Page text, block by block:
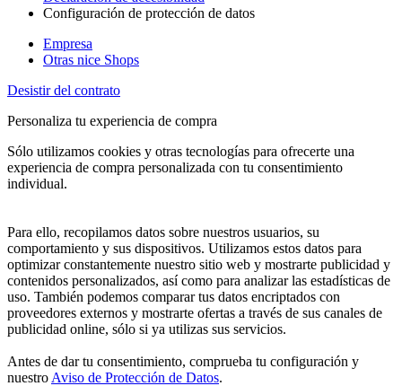
Configuración de protección de datos
Empresa
Otras nice Shops
Desistir del contrato
Personaliza tu experiencia de compra
Sólo utilizamos cookies y otras tecnologías para ofrecerte una
experiencia de compra personalizada con tu consentimiento
individual.
Para ello, recopilamos datos sobre nuestros usuarios, su
comportamiento y sus dispositivos. Utilizamos estos datos para
optimizar constantemente nuestro sitio web y mostrarte publicidad y
contenidos personalizados, así como para analizar las estadísticas de
uso. También podemos comparar tus datos encriptados con
proveedores externos y mostrarte ofertas a través de sus canales de
publicidad online, sólo si ya utilizas sus servicios.
Antes de dar tu consentimiento, comprueba tu configuración y
nuestro Aviso de Protección de Datos.